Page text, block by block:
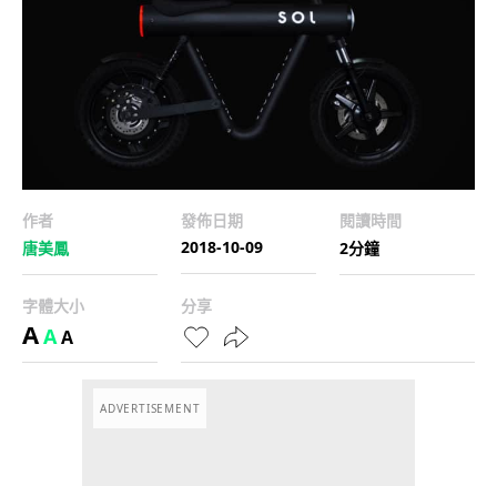
作者
唐美鳳
發佈日期
2018-10-09
閱讀時間
2分鐘
字體大小
AAA
分享
ADVERTISEMENT